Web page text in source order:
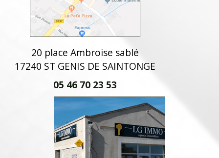
20 place Ambroise sablé
17240 ST GENIS DE SAINTONGE
05 46 70 23 53